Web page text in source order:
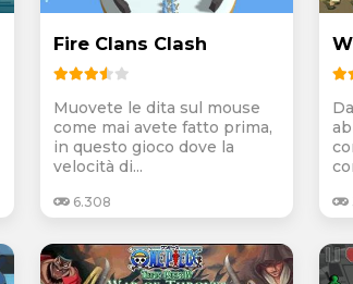
Fire Clans Clash
Muovete le dita sul mouse
come mai avete fatto prima,
in questo gioco dove la
velocità di...
6.308